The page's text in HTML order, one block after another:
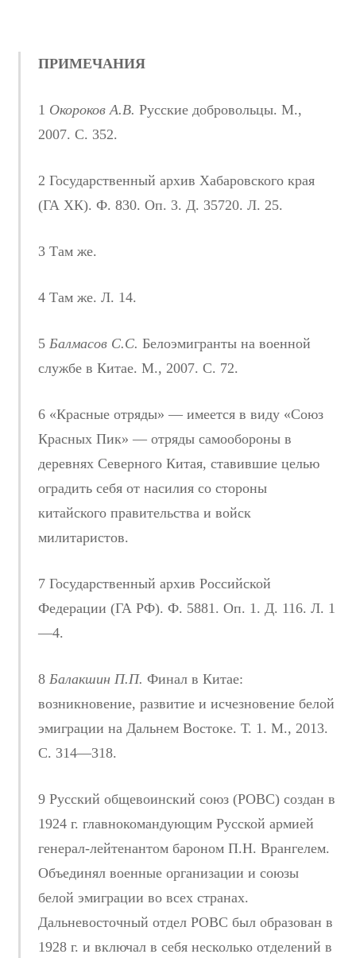
ПРИМЕЧАНИЯ
1 Окороков А.В. Русские добровольцы. М.,
2007. С. 352.
2 Государственный архив Хабаровского края
(ГА ХК). Ф. 830. Оп. 3. Д. 35720. Л. 25.
3 Там же.
4 Там же. Л. 14.
5 Балмасов С.С. Белоэмигранты на военной
службе в Китае. М., 2007. С. 72.
6 «Красные отряды» — имеется в виду «Союз
Красных Пик» — отряды самообороны в
деревнях Северного Китая, ставившие целью
оградить себя от насилия со стороны
китайского правительства и войск
милитаристов.
7 Государственный архив Российской
Федерации (ГА РФ). Ф. 5881. Оп. 1. Д. 116. Л. 1
—4.
8 Балакшин П.П. Финал в Китае:
возникновение, развитие и исчезновение белой
эмиграции на Дальнем Востоке. Т. 1. М., 2013.
С. 314—318.
9 Русский общевоинский союз (РОВС) создан в
1924 г. главнокомандующим Русской армией
генерал-лейтенантом бароном П.Н. Врангелем.
Объединял военные организации и союзы
белой эмиграции во всех странах.
Дальневосточный отдел РОВС был образован в
1928 г. и включал в себя несколько отделений в